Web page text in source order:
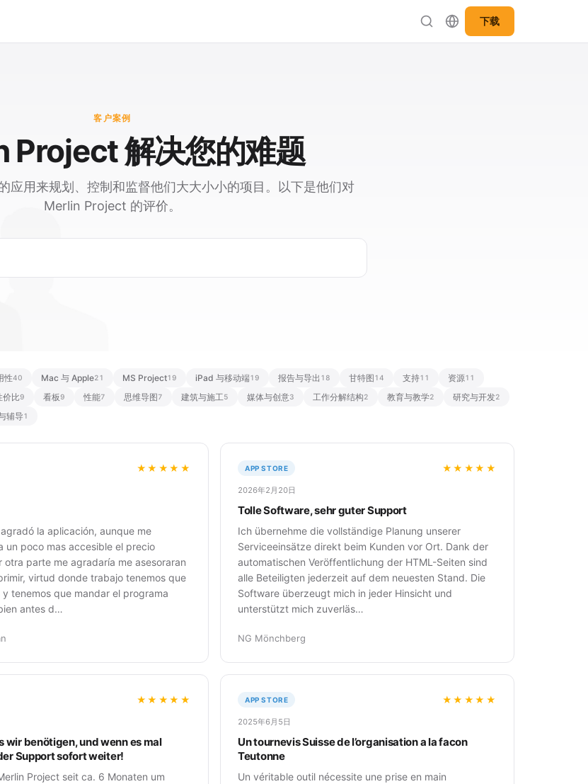
下载
客户案例
Project 解决您的难题
应用来规划、控制和监督他们大大小小的项目。以下是他们对
Merlin Project 的评价。
性40 Mac 与 Apple21 MS Project19 iPad 与移动端19 报告与导出 18 甘特图14 支持11 资源11
价比9 看板9 性能7 思维导图7 建筑与施工5 媒体与创意3 工作分解结构2 教育与教学2 研究与开发2
辅导1
★★★★★
la aplicación, aunque me
un poco mas accesible el precio
otra parte me agradaría me asesoraran
virtud donde trabajo tenemos que
tenemos que mandar el programa
antes d…
APP STORE ★★★★★
2026年2月20日
Tolle Software, sehr guter Support
Ich übernehme die vollständige Planung unserer
Serviceeinsätze direkt beim Kunden vor Ort. Dank der
automatischen Veröffentlichung der HTML-Seiten sind
alle Beteiligten jederzeit auf dem neuesten Stand. Die
Software überzeugt mich in jeder Hinsicht und
unterstützt mich zuverläs…
NG Mönchberg
★★★★★
wir benötigen, und wenn es mal
Support sofort weiter!
Project seit ca. 6 Monaten um
APP STORE ★★★★★
2025年6月5日
Un tournevis Suisse de l’organisation a la facon
Teutonne
Un véritable outil nécessite une prise en main